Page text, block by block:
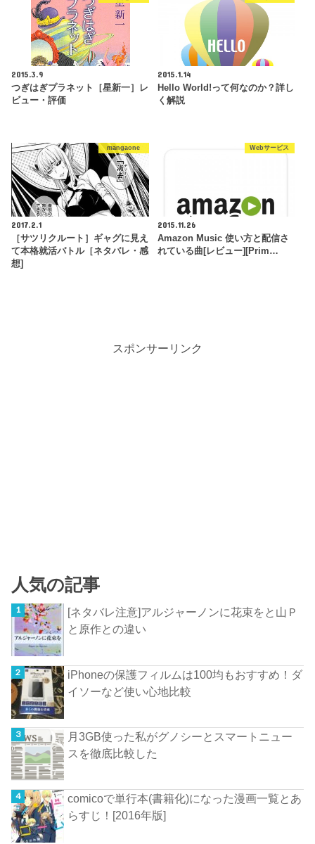
2015.3.9
つぎはぎプラネット［星新一］レ
ビュー・評価
2015.1.14
Hello World!って何なのか？詳し
く解説
mangaone
2017.2.1
［サツリクルート］ギャグに見え
て本格就活バトル［ネタバレ・感
想]
Webサービス
2015.11.26
Amazon Music 使い方と配信さ
れている曲[レビュー][Prim…
スポンサーリンク
人気の記事
[ネタバレ注意]アルジャーノンに花束をと山Ｐ
と原作との違い
iPhoneの保護フィルムは100均もおすすめ！ダ
イソーなど使い心地比較
月3GB使った私がグノシーとスマートニュー
スを徹底比較した
comicoで単行本(書籍化)になった漫画一覧とあ
らすじ！[2016年版]